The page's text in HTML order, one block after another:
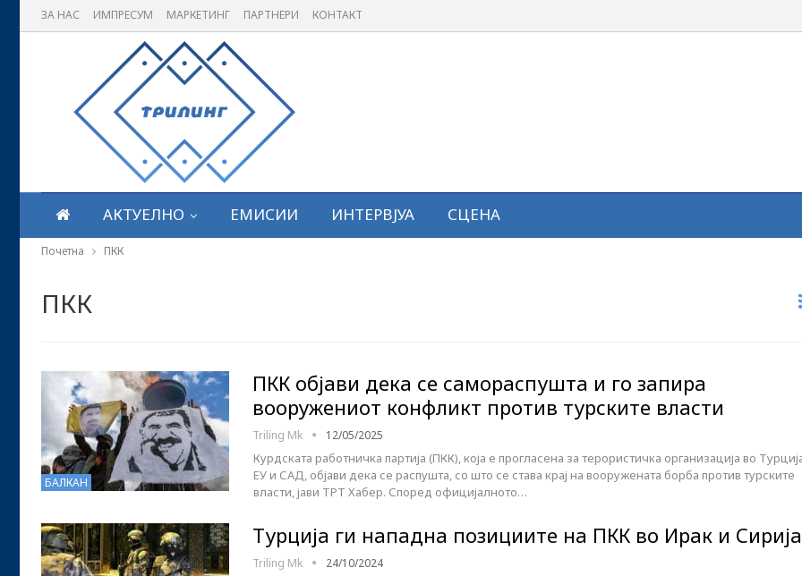
ЗА НАС ИМПРЕСУМ МАРКЕТИНГ ПАРТНЕРИ КОНТАКТ
АКТУЕЛНО ЕМИСИИ ИНТЕРВЈУА СЦЕНА
Почетна ПКК
ПКК
БАЛКАН
ПКК објави дека се самораспушта и го запира
вооружениот конфликт против турските власти
Triling Mk 12/05/2025
Курдската работничка партија (ПКК), која е прогласена за терористичка организација во
ЕУ и САД, објави дека се распушта, со што се става крај на вооружената борба против турските
власти, јави ТРТ Хабер. Според официјалното…
Турција ги нападна позициите на ПКК во Ирак и Сирија
Triling Mk 24/10/2024